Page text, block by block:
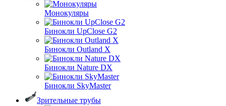
Монокуляры
Бинокли UpClose G2
Бинокли Outland X
Бинокли Nature DX
Бинокли SkyMaster
Зрительные трубы